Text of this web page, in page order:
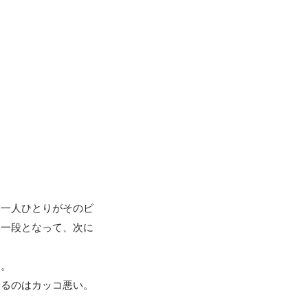
人ひとりがそのビ
段となって、次に
のはカッコ悪い。